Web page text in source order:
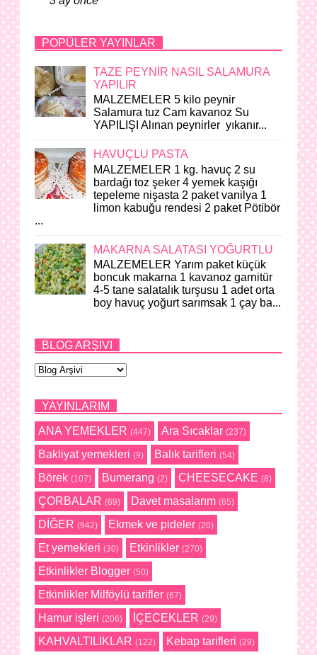
POPÜLER YAYINLAR
TAZE PEYNİR NASIL SALAMURA
YAPILIR
MALZEMELER 5 kilo peynir
Salamura tuz Cam kavanoz Su
YAPILIŞI Alınan peynirler yıkanır...
HAVUÇLU PASTA
MALZEMELER 1 kg. havuç 2 su
bardağı toz şeker 4 yemek kaşığı
tepeleme nişasta 2 paket vanilya 1
limon kabuğu rendesi 2 paket Pötibör
...
MAKARNA SALATASI YOĞURTLU
MALZEMELER Yarım paket küçük
boncuk makarna 1 kavanoz garnitür
4-5 tane salatalık turşusu 1 adet orta
boy havuç yoğurt sarımsak 1 çay ba...
BLOG ARŞIVI
YAYINLARIM
ANA YEMEKLER (447) Ara Sıcaklar (237)
Bakliyat yemekleri (9) Balık tarifleri (54)
Börek (107) Bumerang (2) CHEESECAKE (8)
ÇORBALAR (69) Davet masalarım (65)
DİĞER (942) Ekmek ve pideler (20)
Et yemekleri (30) Etkinlikler (270)
Etkinlikler Blogger (50)
Etkinlikler Milföylü tarifler (67)
Hamur işleri (206) İÇECEKLER (29)
KAHVALTILIKLAR (122) Kebap tarifleri (29)